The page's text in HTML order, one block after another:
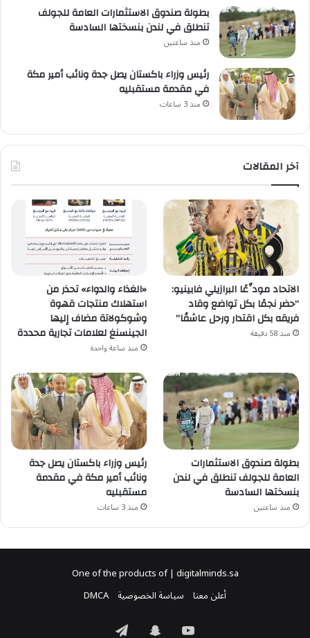
بطولة صندوق الاستثمارات العامة للجولف
تنطلق في لندن بنسختها السادسة
منذ ساعتين
رئيس وزراء باكستان يصل جدة ونائب أمير مكة
في مقدمة مستقبليه
منذ 3 ساعات
آخر المقالات
الاتحاد مودِّعًا البرازيلي فابينيو:
“حضر نجمًا بكل تواضع وقاد
فريقه بكل اقتدار ورحل عاشقًا”
منذ 58 دقيقة
«الغذاء والدواء» تحذر من
استهلاك منتجات قهوة
وشوكولاتة مضاف إليها
الجينسنغ لعلامات تجارية محددة
منذ ساعة واحدة
بطولة صندوق الاستثمارات
العامة للجولف تنطلق في لندن
بنسختها السادسة
منذ ساعتين
رئيس وزراء باكستان يصل جدة
ونائب أمير مكة في مقدمة
مستقبليه
منذ 3 ساعات
One of the products of | digitalminds.sa
أعلن معنا سياسة الخصوصية DMCA
‫YouTubeسنابتيلقرام